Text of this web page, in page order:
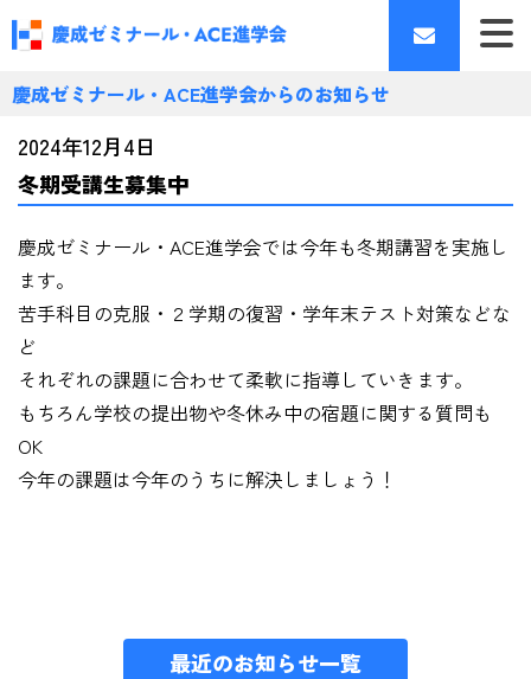
慶成ゼミナール・ACE進学会からのお知らせ
2024年12月4日
冬期受講生募集中
慶成ゼミナール・ACE進学会では今年も冬期講習を実施し
ます。
苦手科目の克服・２学期の復習・学年末テスト対策などな
ど
それぞれの課題に合わせて柔軟に指導していきます。
もちろん学校の提出物や冬休み中の宿題に関する質問も
OK
今年の課題は今年のうちに解決しましょう！
最近のお知らせ一覧